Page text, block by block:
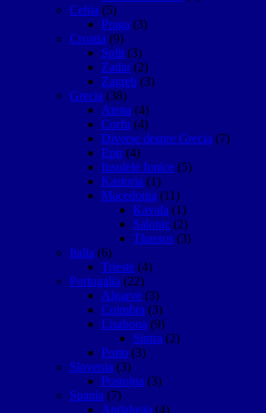
Cehia (5)
Praga (3)
Croatia (9)
Split (3)
Zadar (2)
Zagreb (3)
Grecia (38)
Atena (4)
Corfu (4)
Diverse despre Grecia (7)
Epir (4)
Insulele Ionice (5)
Kastoria (1)
Macedonia (11)
Kavala (1)
Salonic (2)
Thassos (3)
Italia (6)
Trieste (4)
Portugalia (22)
Algarve (3)
Coimbra (3)
Lisabona (9)
Sintra (2)
Porto (3)
Slovenia (3)
Postojna (3)
Spania (7)
Andalusia (4)